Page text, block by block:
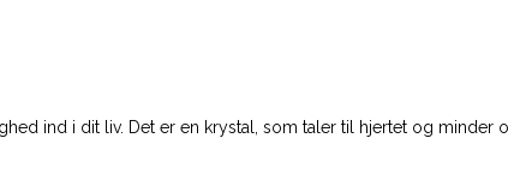
ind i dit liv. Det er en krystal, som taler til hjertet og minder